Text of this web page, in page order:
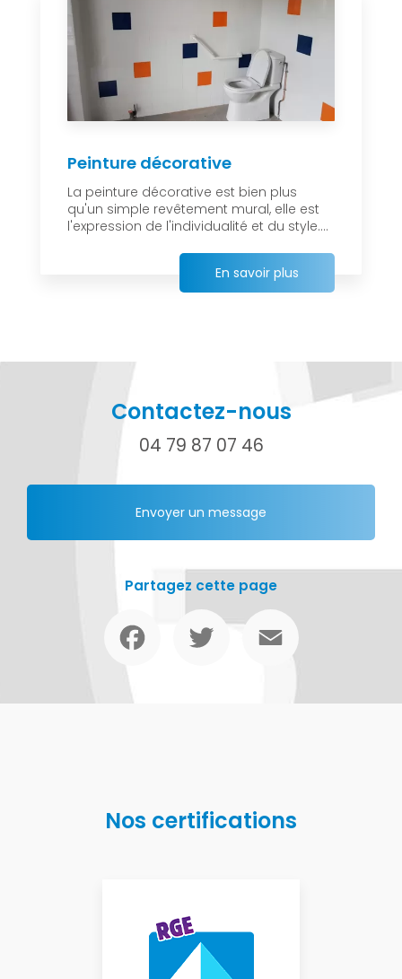
Peinture décorative
La peinture décorative est bien plus
qu'un simple revêtement mural, elle est
l'expression de l'individualité et du style....
En savoir plus
Contactez-nous
04 79 87 07 46
Envoyer un message
Partagez cette page
Facebook Twitter
Nos certifications